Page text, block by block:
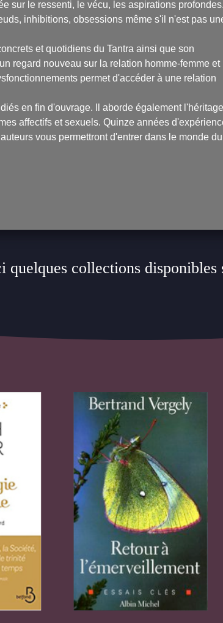
sur le ressenti, le vécu, les aspirations profondes.
inhibitions, obsessions même s'il n'est pas
et quotidiens du Tantra ainsi que son
regard nouveau sur la relation homme-femme et
permet d'accéder à une relation
en fin d'ouvrage. Il aborde également l'héritage
affectifs et sexuels. Quinze années
vous permettront d'entrer dans le monde du
quelques collections disponibles